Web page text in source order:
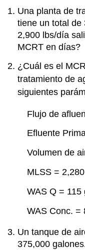
Una planta de
tiene un total de
2,900 lbs/día
MCRT en días?
¿Cuál es el
tratamiento de
siguientes
Flujo de
Efluente
Volumen de
MLSS =
WAS Q = 115
WAS Conc. =
Un tanque de
375,000